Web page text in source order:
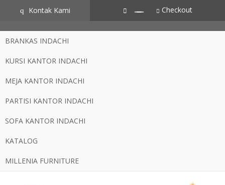
CZSZneA0L2iOfvN5RZSxYVS3hlCgtJbz-AXdpJhJNME
q Kontak Kami Checkout
BRANKAS INDACHI
KURSI KANTOR INDACHI
MEJA KANTOR INDACHI
PARTISI KANTOR INDACHI
SOFA KANTOR INDACHI
KATALOG
MILLENIA FURNITURE